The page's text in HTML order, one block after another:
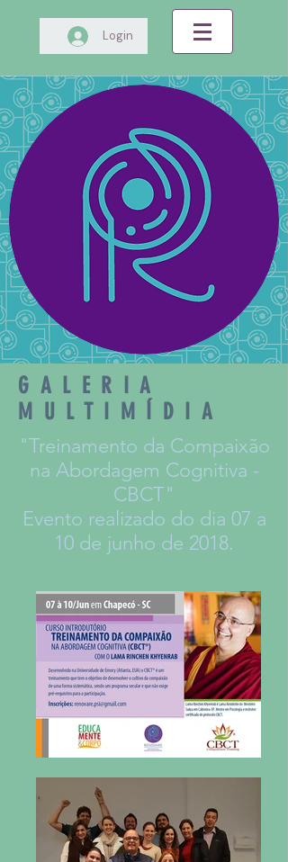
Login
GALERIA
MULTIMÍDIA
"Treinamento da Compaixão
na Abordagem Cognitiva -
CBCT"
Evento realizado do dia 07 a
10 de junho de 2018.